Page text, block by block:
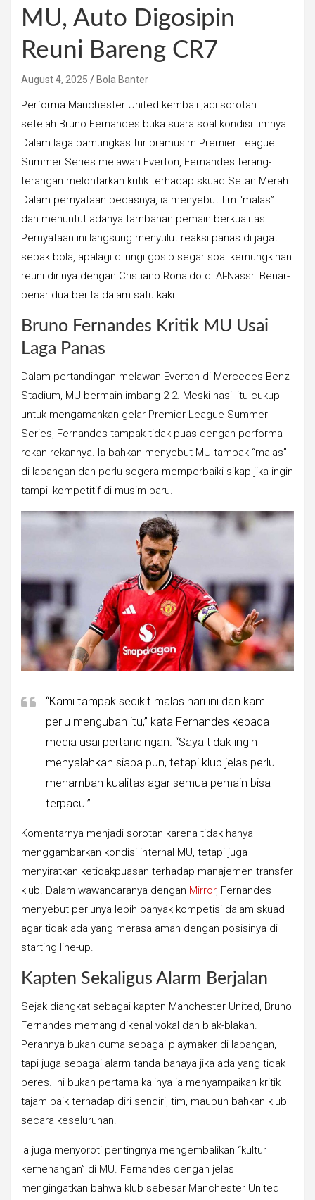
MU, Auto Digosipin
Reuni Bareng CR7
August 4, 2025 Bola Banter
Performa Manchester United kembali jadi sorotan
setelah Bruno Fernandes buka suara soal kondisi timnya.
Dalam laga pamungkas tur pramusim Premier League
Summer Series melawan Everton, Fernandes terang-
terangan melontarkan kritik terhadap skuad Setan Merah.
Dalam pernyataan pedasnya, ia menyebut tim “malas”
dan menuntut adanya tambahan pemain berkualitas.
Pernyataan ini langsung menyulut reaksi panas di jagat
sepak bola, apalagi diiringi gosip segar soal kemungkinan
reuni dirinya dengan Cristiano Ronaldo di Al-Nassr. Benar-
benar dua berita dalam satu kaki.
Bruno Fernandes Kritik MU Usai
Laga Panas
Dalam pertandingan melawan Everton di Mercedes-Benz
Stadium, MU bermain imbang 2-2. Meski hasil itu cukup
untuk mengamankan gelar Premier League Summer
Series, Fernandes tampak tidak puas dengan performa
rekan-rekannya. Ia bahkan menyebut MU tampak “malas”
di lapangan dan perlu segera memperbaiki sikap jika ingin
tampil kompetitif di musim baru.
“Kami tampak sedikit malas hari ini dan kami
perlu mengubah itu,” kata Fernandes kepada
media usai pertandingan. “Saya tidak ingin
menyalahkan siapa pun, tetapi klub jelas perlu
menambah kualitas agar semua pemain bisa
terpacu.”
Komentarnya menjadi sorotan karena tidak hanya
menggambarkan kondisi internal MU, tetapi juga
menyiratkan ketidakpuasan terhadap manajemen transfer
klub. Dalam wawancaranya dengan Mirror, Fernandes
menyebut perlunya lebih banyak kompetisi dalam skuad
agar tidak ada yang merasa aman dengan posisinya di
starting line-up.
Kapten Sekaligus Alarm Berjalan
Sejak diangkat sebagai kapten Manchester United, Bruno
Fernandes memang dikenal vokal dan blak-blakan.
Perannya bukan cuma sebagai playmaker di lapangan,
tapi juga sebagai alarm tanda bahaya jika ada yang tidak
beres. Ini bukan pertama kalinya ia menyampaikan kritik
tajam baik terhadap diri sendiri, tim, maupun bahkan klub
secara keseluruhan.
Ia juga menyoroti pentingnya mengembalikan “kultur
kemenangan” di MU. Fernandes dengan jelas
mengingatkan bahwa klub sebesar Manchester United